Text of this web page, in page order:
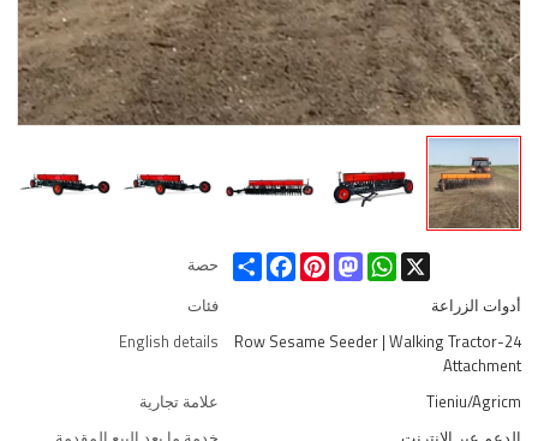
حصة Share
FacebookPinterest
MastodonWhatsApp
X
فئات
أدوات الزراعة
English details
24-Row Sesame Seeder | Walking Tractor
Attachment
علامة تجارية
Tieniu/Agricm